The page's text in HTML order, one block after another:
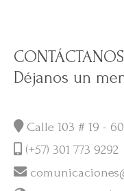
CONTÁCTANOS
Déjanos un
Calle 103 # 19 - 60
(+57) 301 773 9292